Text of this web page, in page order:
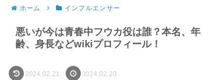
ホーム インフルエンサー
悪いが今は青春中フウカ役は誰？本名、年
齢、身長などwikiプロフィール！
2024.02.21 2024.02.20